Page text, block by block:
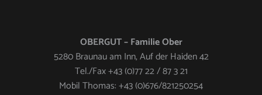
OBERGUT – Familie Ober
5280 Braunau am Inn, Auf der Haiden 42
Tel./Fax +43 (0)77 22 / 87 3 21
Mobil Thomas: +43 (0)676/821250254